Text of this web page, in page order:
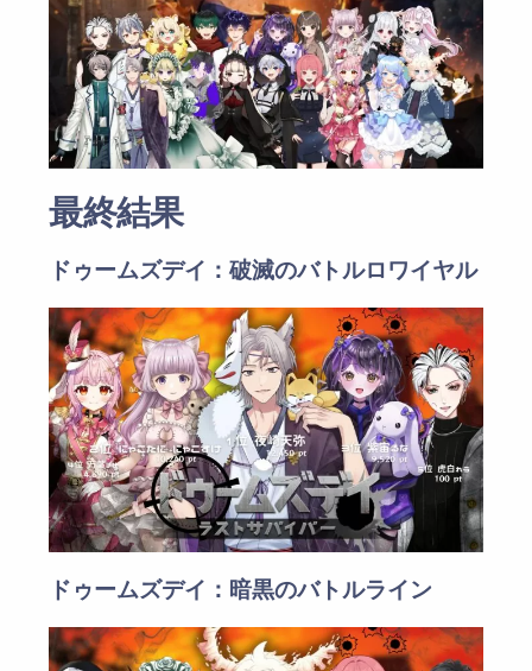
最終結果
ドゥームズデイ：破滅のバトルロワイヤル
ドゥームズデイ：暗黒のバトルライン